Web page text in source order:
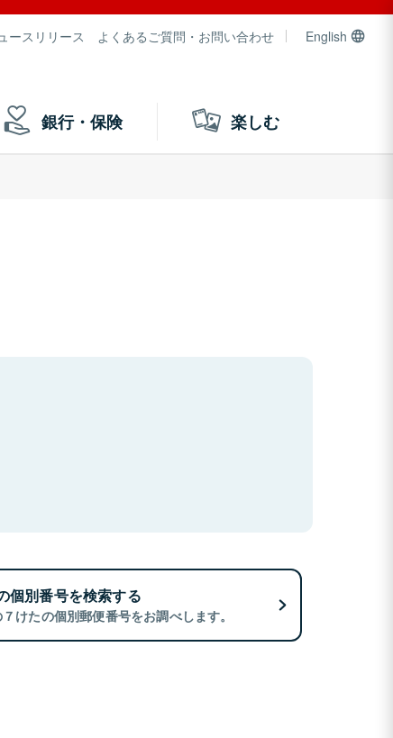
ースリリース よくあるご質問・お問い合わせ English
銀行・保険 楽しむ
個別番号を検索する
けたの個別郵便番号をお調べします。